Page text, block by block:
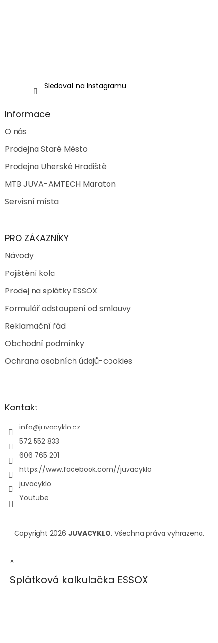
Sledovat na Instagramu
Informace
O nás
Prodejna Staré Město
Prodejna Uherské Hradiště
MTB JUVA-AMTECH Maraton
Servisní místa
PRO ZÁKAZNÍKY
Návody
Pojištění kola
Prodej na splátky ESSOX
Formulář odstoupení od smlouvy
Reklamační řád
Obchodní podmínky
Ochrana osobních údajů-cookies
Kontakt
info@juvacyklo.cz
572 552 833
606 765 201
https://www.facebook.com//juvacyklo
juvacyklo
Youtube
Copyright 2026 JUVACYKLO. Všechna práva vyhrazena.
×
Splátková kalkulačka ESSOX